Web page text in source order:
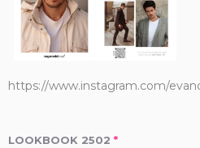
https://www.instagram.com/
LOOKBOOK 2502 *